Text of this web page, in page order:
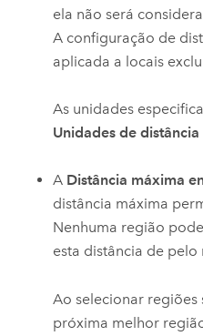
ela não será
A configuração de
aplicada a locais
As unidades
Unidades de distância
A Distância máxima
distância máxima
Nenhuma região
esta distância de
Ao selecionar regiões
próxima melhor